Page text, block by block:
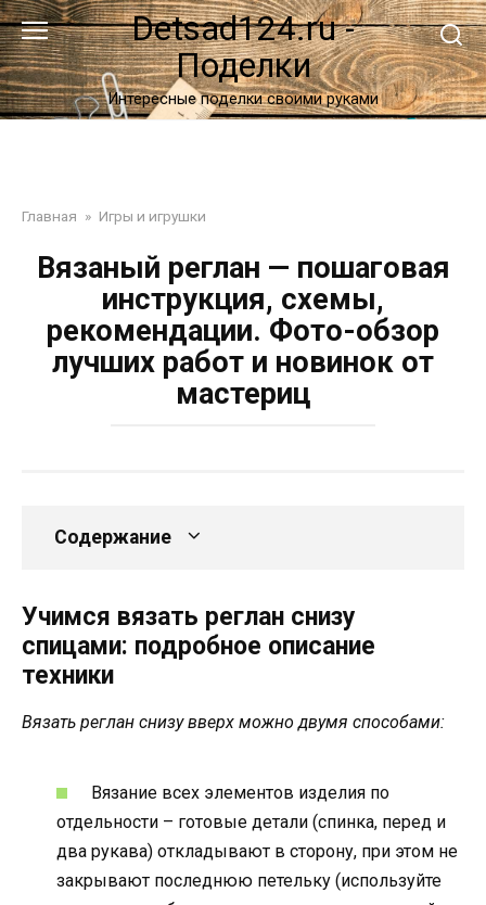
Перейти
к
контенту
Detsad124.ru -
Поделки
Интересные поделки своими руками
Главная » Игры и игрушки
Вязаный реглан — пошаговая
инструкция, схемы,
рекомендации. Фото-обзор
лучших работ и новинок от
мастериц
Содержание
Учимся вязать реглан снизу
спицами: подробное описание
техники
Вязать реглан снизу вверх можно двумя способами:
Вязание всех элементов изделия по
отдельности – готовые детали (спинка, перед и
два рукава) откладывают в сторону, при этом не
закрывают последнюю петельку (используйте